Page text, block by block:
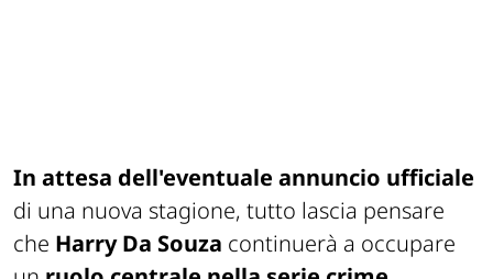
In attesa dell'eventuale annuncio ufficiale
di una nuova stagione, tutto lascia pensare
che Harry Da Souza continuerà a occupare